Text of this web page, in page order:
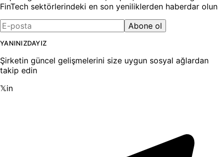
FinTech sektörlerindeki en son yeniliklerden haberdar olun
Abone ol
YANINIZDAYIZ
Şirketin güncel gelişmelerini size uygun sosyal ağlardan
takip edin
𝕏in